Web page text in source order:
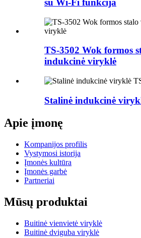
su Wi-Fi funkcija
TS-3502 Wok formos
indukcinė viryklė
Stalinė indukcinė
Apie įmonę
Kompanijos profilis
Vystymosi istorija
Įmonės kultūra
Įmonės garbė
Partneriai
Mūsų produktai
Buitinė vienvietė viryklė
Buitinė dviguba viryklė